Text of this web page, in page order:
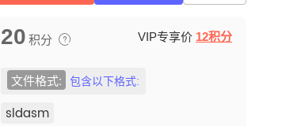
20 积分 VIP专享价 12积分
文件格式: 包含以下格式:
sldasm